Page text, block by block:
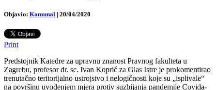
Objavio: Komunal | 20/04/2020
Print
Predstojnik Katedre za upravnu znanost Pravnog fakulteta u
Zagrebu, profesor dr. sc. Ivan Koprić za Glas Istre je prokomentirao
trenutačno teritorijalno ustrojstvo i nelogičnosti koje su „isplivale“
na površinu uvođenjem mjera protiv suzbijanja pandemije Covida-